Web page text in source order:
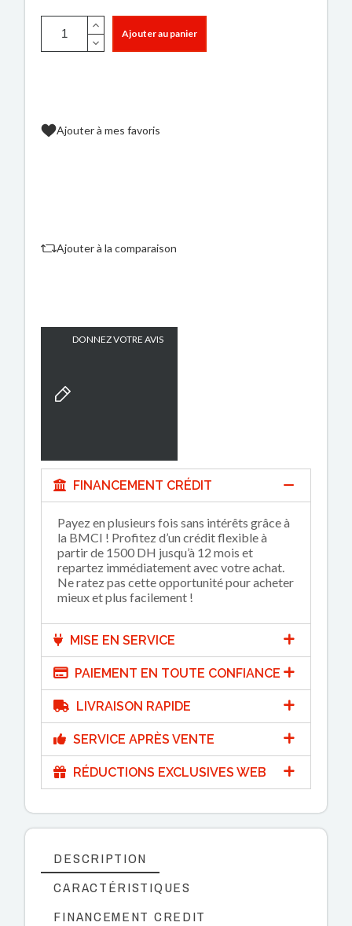
Ajouter au panier
Ajouter à mes favoris
Ajouter à la comparaison
DONNEZ VOTRE AVIS
FINANCEMENT CRÉDIT
Payez en plusieurs fois sans intérêts grâce à
la BMCI ! Profitez d’un crédit flexible à
partir de 1500 DH jusqu’à 12 mois et
repartez immédiatement avec votre achat.
Ne ratez pas cette opportunité pour acheter
mieux et plus facilement !
MISE EN SERVICE
PAIEMENT EN TOUTE CONFIANCE
LIVRAISON RAPIDE
SERVICE APRÈS VENTE
RÉDUCTIONS EXCLUSIVES WEB
DESCRIPTION
CARACTÉRISTIQUES
FINANCEMENT CREDIT